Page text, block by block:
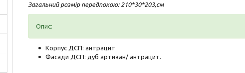
Загальний розмір передпокою: 210*30*203,см
Опис:
Корпус ДСП: антрацит
Фасади ДСП: дуб артизан/ антрацит.